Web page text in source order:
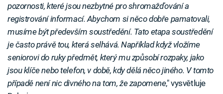
pozornosti, které jsou nezbytné pro shromažďování a
registrování informací. Abychom si něco dobře pamatovali,
musíme být především soustředění. Tato etapa soustředění
je často právě tou, která selhává. Například když vložíme
seniorovi do ruky předmět, který mu způsobí rozpaky, jako
jsou klíče nebo telefon, v době, kdy dělá něco jiného. V tomto
případě není nic divného na tom, že zapomene," vysvětluje